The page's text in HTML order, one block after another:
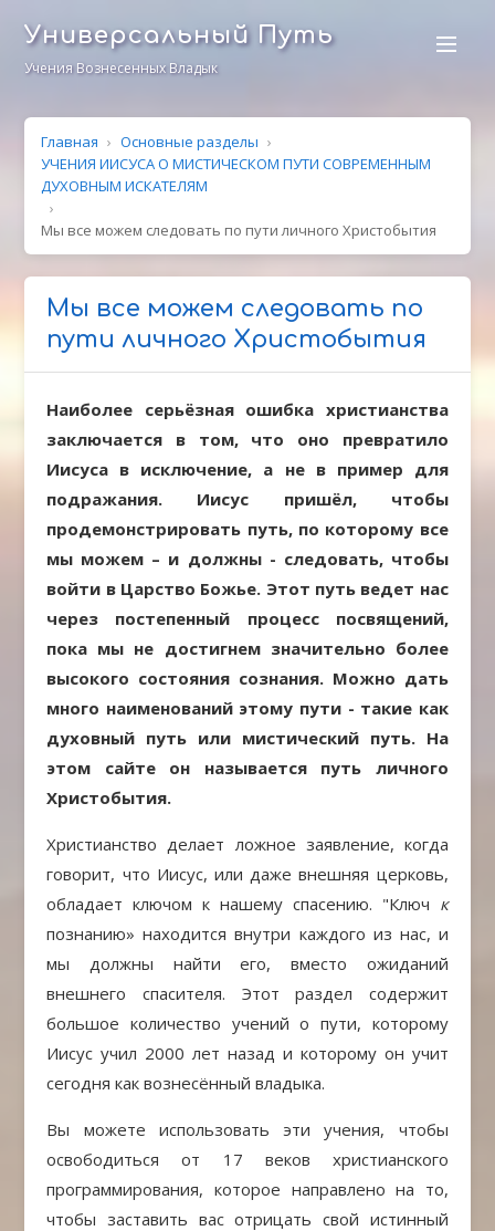
Универсальный Путь
Учения Вознесенных Владык
Главная › Основные разделы ›
УЧЕНИЯ ИИСУСА О МИСТИЧЕСКОМ ПУТИ СОВРЕМЕННЫМ
ДУХОВНЫМ ИСКАТЕЛЯМ
›
Мы все можем следовать по пути личного Христобытия
Мы все можем следовать по
пути личного Христобытия
Наиболее серьёзная ошибка христианства
заключается в том, что оно превратило
Иисуса в исключение, а не в пример для
подражания. Иисус пришёл, чтобы
продемонстрировать путь, по которому все
мы можем – и должны - следовать, чтобы
войти в Царство Божье. Этот путь ведет нас
через постепенный процесс посвящений,
пока мы не достигнем значительно более
высокого состояния сознания. Можно дать
много наименований этому пути - такие как
духовный путь или мистический путь. На
этом сайте он называется путь личного
Христобытия.
Христианство делает ложное заявление, когда
говорит, что Иисус, или даже внешняя церковь,
обладает ключом к нашему спасению. "Ключ к
познанию» находится внутри каждого из нас, и
мы должны найти его, вместо ожиданий
внешнего спасителя. Этот раздел содержит
большое количество учений о пути, которому
Иисус учил 2000 лет назад и которому он учит
сегодня как вознесённый владыка.
Вы можете использовать эти учения, чтобы
освободиться от 17 веков христианского
программирования, которое направлено на то,
чтобы заставить вас отрицать свой истинный